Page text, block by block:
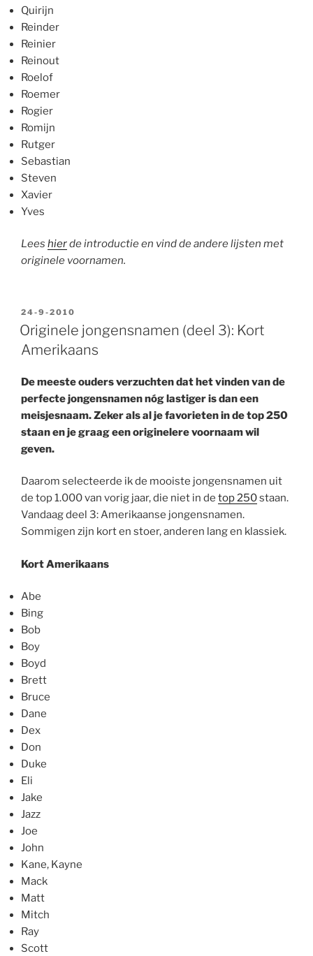
Quirijn
Reinder
Reinier
Reinout
Roelof
Roemer
Rogier
Romijn
Rutger
Sebastian
Steven
Xavier
Yves
Lees hierde introductie en vind de andere lijsten met
originele voornamen.
GEPLAATST
OP
24-9-2010
Originele jongensnamen (deel 3): Kort
Amerikaans
De meeste ouders verzuchten dat het vinden van de
perfecte jongensnamen nóg lastiger is dan een
meisjesnaam. Zeker als al je favorieten in de top 250
staan en je graag een originelere voornaam wil
geven.
Daarom selecteerde ik de mooiste jongensnamen uit
de top 1.000 van vorig jaar, die niet in de top 250staan.
Vandaag deel 3: Amerikaanse jongensnamen.
Sommigen zijn kort en stoer, anderen lang en klassiek.
Kort Amerikaans
Abe
Bing
Bob
Boy
Boyd
Brett
Bruce
Dane
Dex
Don
Duke
Eli
Jake
Jazz
Joe
John
Kane, Kayne
Mack
Matt
Mitch
Ray
Scott